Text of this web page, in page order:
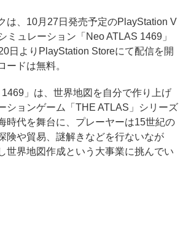
は、10月27日発売予定のPlayStation V
ミュレーション「Neo ATLAS 1469」
日よりPlayStation Storeにて配信を開
ードは無料。
」は、世界地図を自分で作り上げ
ションゲーム「THE ATLAS」シリーズ
時代を舞台に、プレーヤーは15世紀の
険や貿易、謎解きなどを行ないなが
世界地図作成という大事業に挑んでい